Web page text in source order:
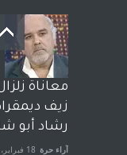
معاناة
زيف
رشاد أبو
آراء حرة 18 فبراير، 2023